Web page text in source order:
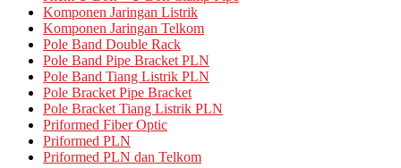
Komponen Jaringan Listrik
Komponen Jaringan Telkom
Pole Band Double Rack
Pole Band Pipe Bracket PLN
Pole Band Tiang Listrik PLN
Pole Bracket Pipe Bracket
Pole Bracket Tiang Listrik PLN
Priformed Fiber Optic
Priformed PLN
Priformed PLN dan Telkom